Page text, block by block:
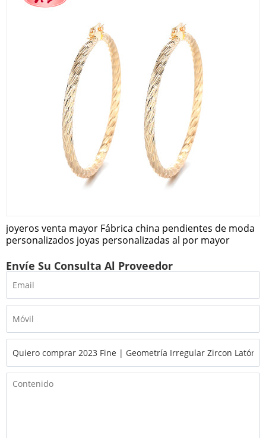
joyeros venta mayor Fábrica china pendientes de moda
personalizados joyas personalizadas al por mayor
Envíe Su Consulta Al Proveedor